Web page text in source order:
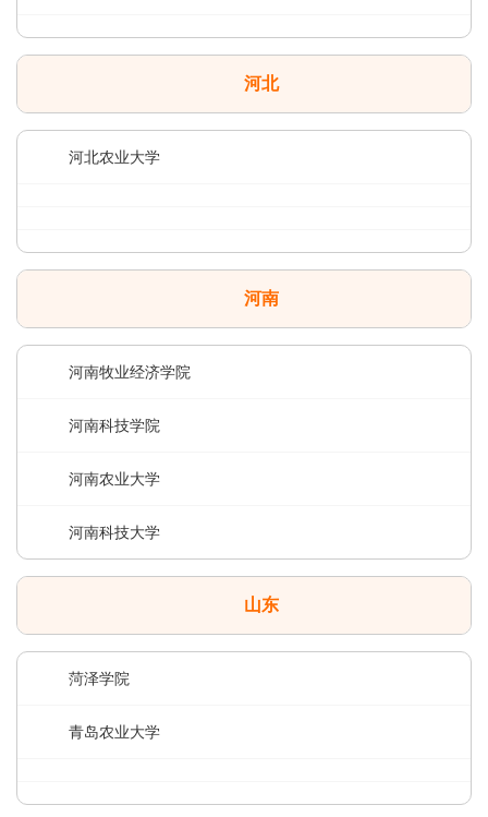
河北
河北农业大学
河南
河南牧业经济学院
河南科技学院
河南农业大学
河南科技大学
山东
菏泽学院
青岛农业大学